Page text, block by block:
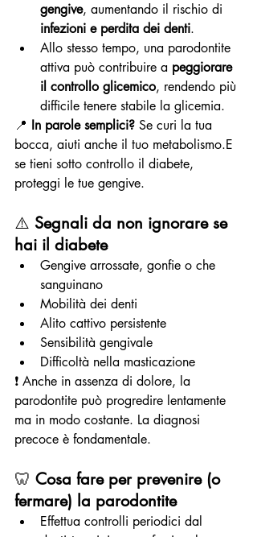
gengive, aumentando il rischio di
infezioni e perdita dei denti.
Allo stesso tempo, una parodontite
attiva può contribuire a peggiorare
il controllo glicemico, rendendo più
difficile tenere stabile la glicemia.
📍 In parole semplici? Se curi la tua
bocca, aiuti anche il tuo metabolismo.E
se tieni sotto controllo il diabete,
proteggi le tue gengive.
⚠️ Segnali da non ignorare se
hai il diabete
Gengive arrossate, gonfie o che
sanguinano
Mobilità dei denti
Alito cattivo persistente
Sensibilità gengivale
Difficoltà nella masticazione
❗ Anche in assenza di dolore, la
parodontite può progredire lentamente
ma in modo costante. La diagnosi
precoce è fondamentale.
🦷 Cosa fare per prevenire (o
fermare) la parodontite
Effettua controlli periodici dal